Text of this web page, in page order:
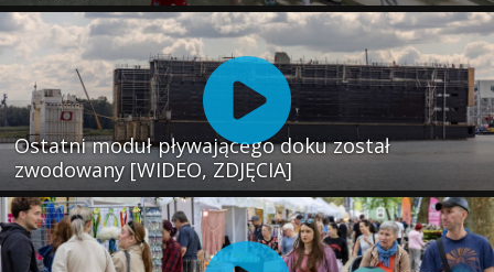
Ostatni moduł pływającego doku został
zwodowany [WIDEO, ZDJĘCIA]